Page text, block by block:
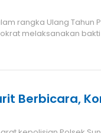
rangka Ulang Tahun
melaksanakan
Berbicara,